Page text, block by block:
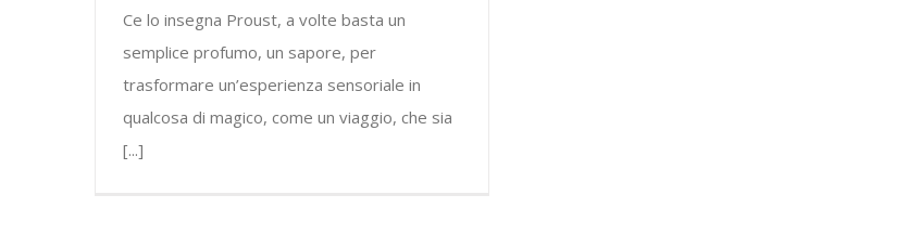
Ce lo insegna Proust, a volte basta un
semplice profumo, un sapore, per
trasformare un’esperienza sensoriale in
qualcosa di magico, come un viaggio, che sia
[...]